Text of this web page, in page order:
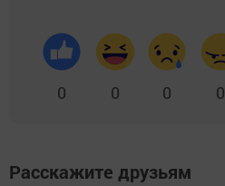
0 0 0 0
Расскажите друзьям